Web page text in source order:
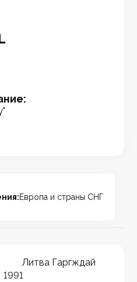
Европа и страны СНГ
Литва Гаргждай
1991